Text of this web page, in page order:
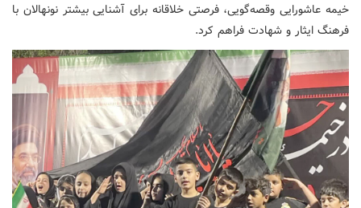
خیمه عاشورایی وقصه‌گویی، فرصتی خلاقانه برای آشنایی بیشتر نونهالان با
فرهنگ ایثار و شهادت فراهم کرد.